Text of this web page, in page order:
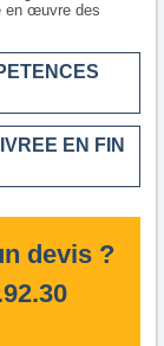
en œuvre des
EN FIN
devis ?